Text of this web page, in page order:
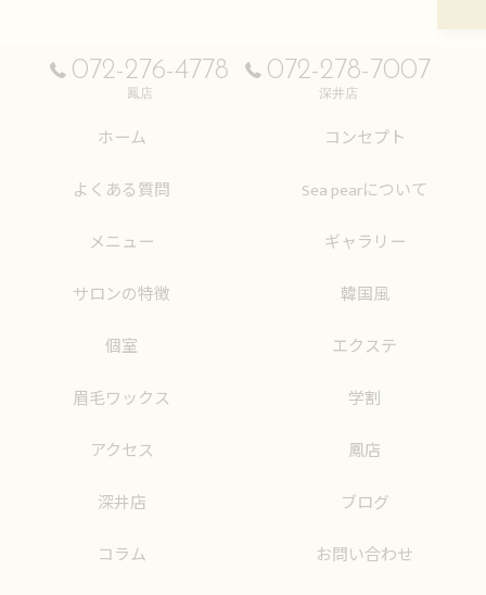
072-276-4778
鳳店
072-278-7007
深井店
ホーム
コンセプト
よくある質問
Sea pearについて
メニュー
ギャラリー
サロンの特徴
韓国風
個室
エクステ
眉毛ワックス
学割
アクセス
鳳店
深井店
ブログ
コラム
お問い合わせ